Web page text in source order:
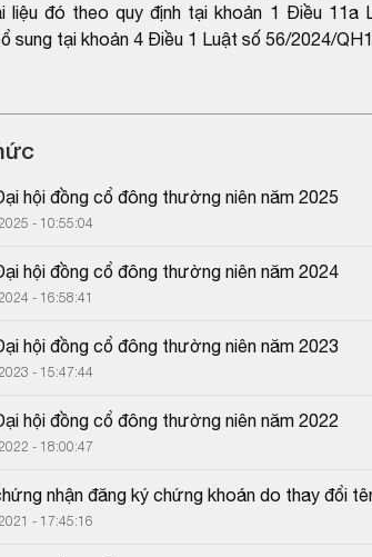
liệu đó theo quy định tại khoản 1 Điều 11a
sung tại khoản 4 Điều 1 Luật số 56/2024/
hội đồng cổ đông thường niên năm 2025
- 10:55:04
hội đồng cổ đông thường niên năm 2024
- 16:58:41
hội đồng cổ đông thường niên năm 2023
- 15:47:44
hội đồng cổ đông thường niên năm 2022
- 18:00:47
nhận đăng ký chứng khoán do thay đổi
- 17:45:16